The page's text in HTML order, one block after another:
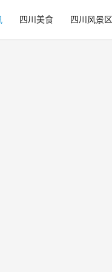
四川美食 四川风景区